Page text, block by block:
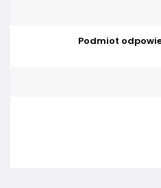
Podmiot